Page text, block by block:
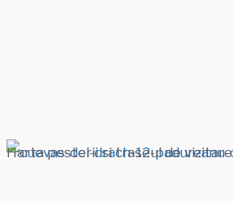
Harta pesterii si traseul de vizitare